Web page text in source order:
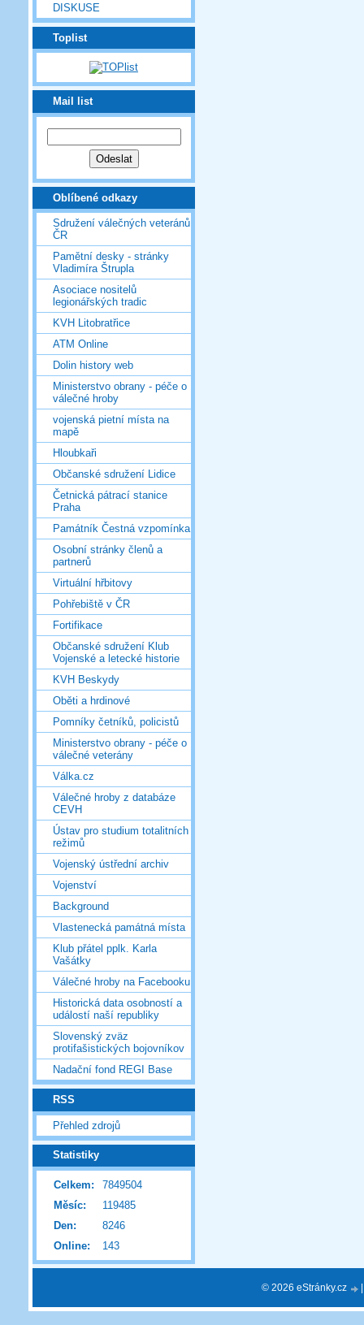
DISKUSE
Toplist
Mail list
Oblíbené odkazy
Sdružení válečných veteránů
ČR
Pamětní desky - stránky
Vladimíra Štrupla
Asociace nositelů
legionářských tradic
KVH Litobratřice
ATM Online
Dolin history web
Ministerstvo obrany - péče o
válečné hroby
vojenská pietní místa na
mapě
Hloubkaři
Občanské sdružení Lidice
Četnická pátrací stanice
Praha
Památník Čestná vzpomínka
Osobní stránky členů a
partnerů
Virtuální hřbitovy
Pohřebiště v ČR
Fortifikace
Občanské sdružení Klub
Vojenské a letecké historie
KVH Beskydy
Oběti a hrdinové
Pomníky četníků, policistů
Ministerstvo obrany - péče o
válečné veterány
Válka.cz
Válečné hroby z databáze
CEVH
Ústav pro studium totalitních
režimů
Vojenský ústřední archiv
Vojenství
Background
Vlastenecká památná místa
Klub přátel pplk. Karla
Vašátky
Válečné hroby na Facebooku
Historická data osobností a
událostí naší republiky
Slovenský zväz
protifašistických bojovníkov
Nadační fond REGI Base
RSS
Přehled zdrojů
Statistiky
Online: 143
Celkem:
7849504
Měsíc:
119485
Den:
8246
© 2026 eStránky.cz